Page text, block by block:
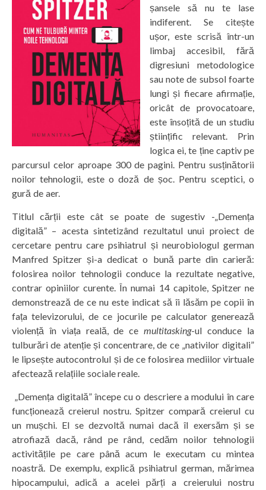
șansele să nu te lase
indiferent. Se citește
ușor, este scrisă într-un
limbaj accesibil, fără
digresiuni metodologice
sau note de subsol foarte
lungi și fiecare afirmație,
oricât de provocatoare,
este însoțită de un studiu
științific relevant. Prin
logica ei, te ține captiv pe
parcursul celor aproape 300 de pagini. Pentru susținătorii
noilor tehnologii, este o doză de șoc. Pentru sceptici, o
gură de aer.
Titlul cărții este cât se poate de sugestiv -„Demența
digitală” – acesta sintetizând rezultatul unui proiect de
cercetare pentru care psihiatrul și neurobiologul german
Manfred Spitzer și-a dedicat o bună parte din carieră:
folosirea noilor tehnologii conduce la rezultate negative,
contrar opiniilor curente. În numai 14 capitole, Spitzer ne
demonstrează de ce nu este indicat să îi lăsăm pe copii în
fața televizorului, de ce jocurile pe calculator generează
violență în viața reală, de cemultitasking-ul conduce la
tulburări de atenție și concentrare, de ce „nativilor digitali”
le lipsește autocontrolul și de ce folosirea mediilor virtuale
afectează relațiile sociale reale.
„Demența digitală” începe cu o descriere a modului în care
funcționează creierul nostru. Spitzer compară creierul cu
un mușchi. El se dezvoltă numai dacă îl exersăm și se
atrofiază dacă, rând pe rând, cedăm noilor tehnologii
activitățile pe care până acum le executam cu mintea
noastră. De exemplu, explică psihiatrul german, mărimea
hipocampului, adică a acelei părți a creierului nostru